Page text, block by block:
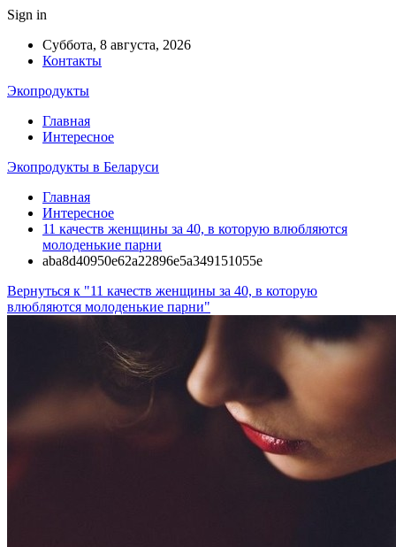
Sign in
Суббота, 8 августа, 2026
Контакты
Экопродукты
Главная
Интересное
Экопродукты в Беларуси
Главная
Интересное
11 качеств женщины за 40, в которую влюбляются
молоденькие парни
aba8d40950e62a22896e5a349151055e
Вернуться к "11 качеств женщины за 40, в которую
влюбляются молоденькие парни"